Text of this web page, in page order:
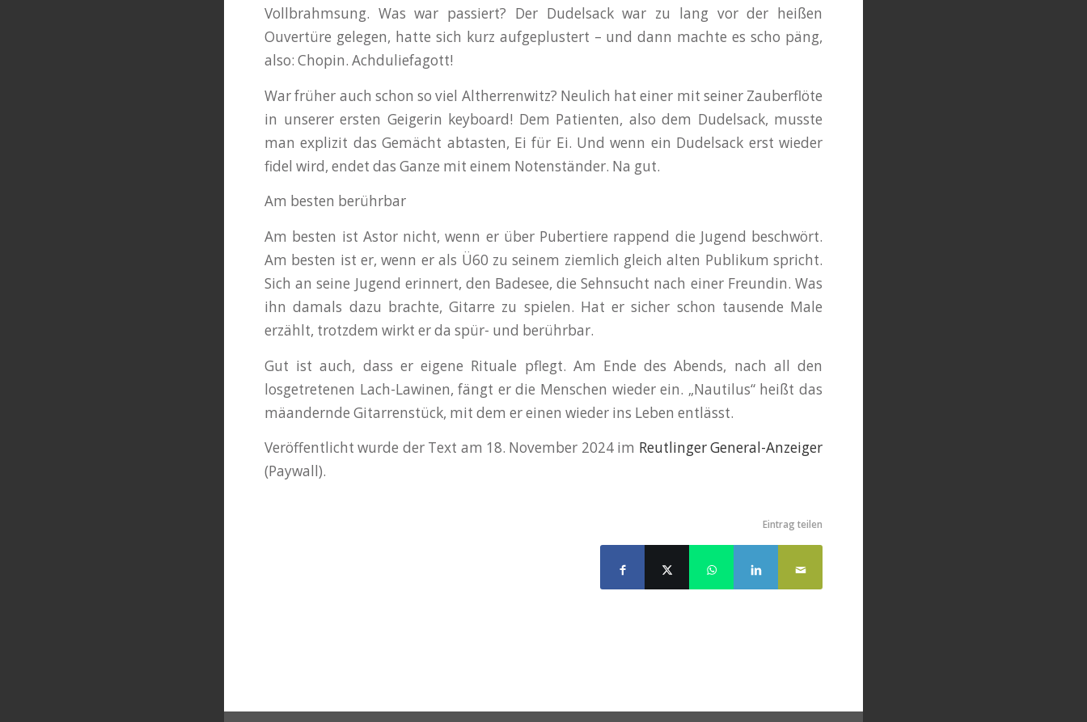
Vollbrahmsung. Was war passiert? Der Dudelsack war zu lang vor der heißen
Ouvertüre gelegen, hatte sich kurz aufgeplustert – und dann machte es scho päng,
also: Chopin. Achduliefagott!
War früher auch schon so viel Altherrenwitz? Neulich hat einer mit seiner Zauberflöte
in unserer ersten Geigerin keyboard! Dem Patienten, also dem Dudelsack, musste
man explizit das Gemächt abtasten, Ei für Ei. Und wenn ein Dudelsack erst wieder
fidel wird, endet das Ganze mit einem Notenständer. Na gut.
Am besten berührbar
Am besten ist Astor nicht, wenn er über Pubertiere rappend die Jugend beschwört.
Am besten ist er, wenn er als Ü60 zu seinem ziemlich gleich alten Publikum spricht.
Sich an seine Jugend erinnert, den Badesee, die Sehnsucht nach einer Freundin. Was
ihn damals dazu brachte, Gitarre zu spielen. Hat er sicher schon tausende Male
erzählt, trotzdem wirkt er da spür- und berührbar.
Gut ist auch, dass er eigene Rituale pflegt. Am Ende des Abends, nach all den
losgetretenen Lach-Lawinen, fängt er die Menschen wieder ein. „Nautilus“ heißt das
mäandernde Gitarrenstück, mit dem er einen wieder ins Leben entlässt.
Veröffentlicht wurde der Text am 18. November 2024 im Reutlinger General-Anzeiger
(Paywall).
Eintrag teilen